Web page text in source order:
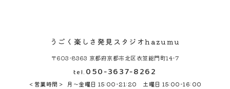
うごく楽しさ発見スタジオhazumu
〒603-8363 京都府京都市北区衣笠総門町14-7
tel. 050-3637-8262
営業時間
月～金曜日 15:00-21:20 土曜日 15:00-16:00